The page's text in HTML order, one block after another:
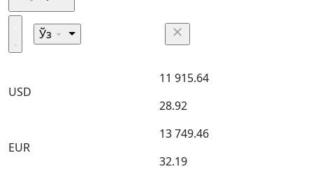
Ўз
USD
11 915.64
28.92
EUR
13 749.46
32.19